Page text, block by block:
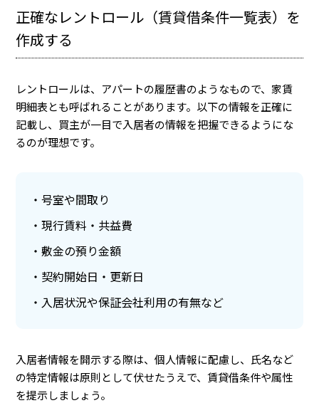
正確なレントロール（賃貸借条件一覧表）を
作成する
レントロールは、アパートの履歴書のようなもので、家賃
明細表とも呼ばれることがあります。以下の情報を正確に
記載し、買主が一目で入居者の情報を把握できるようにな
るのが理想です。
号室や間取り
現行賃料・共益費
敷金の預り金額
契約開始日・更新日
入居状況や保証会社利用の有無など
入居者情報を開示する際は、個人情報に配慮し、氏名など
の特定情報は原則として伏せたうえで、賃貸借条件や属性
を提示しましょう。